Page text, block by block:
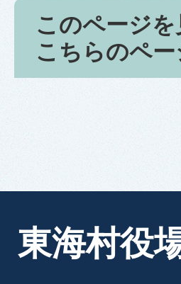
このページ
こちらのペ
東海村役